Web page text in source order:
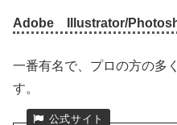
Adobe Illustrator/
一番有名で、プロの方の多
す。